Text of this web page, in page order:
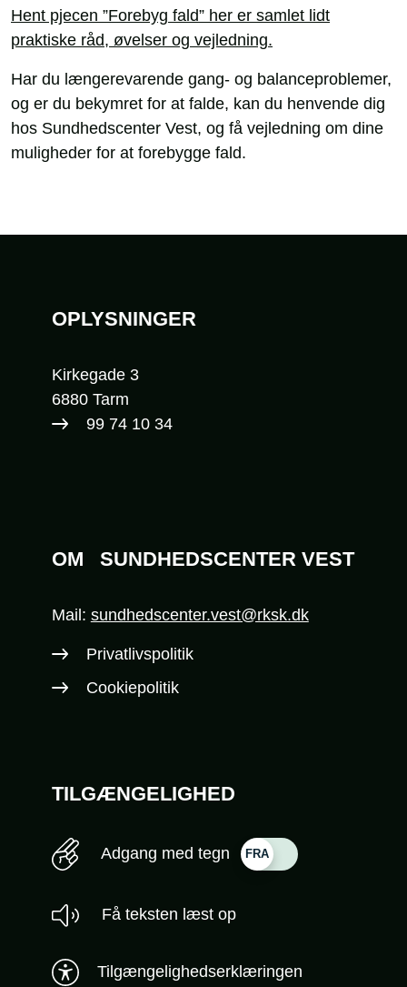
Hent pjecen ”Forebyg fald” her er samlet lidt
praktiske råd, øvelser og vejledning.
Har du længerevarende gang- og balanceproblemer,
og er du bekymret for at falde, kan du henvende dig
hos Sundhedscenter Vest, og få vejledning om dine
muligheder for at forebygge fald.
OPLYSNINGER
Kirkegade 3
6880 Tarm
99 74 10 34​
OM SUNDHEDSCENTER VEST
Mail: sundhedscenter.vest@rksk.dk
Privatlivspolitik
Cookiepolitik
TILGÆNGELIGHED
Adgang med tegn
Få teksten læst op
Tilgængelighedserklæringen